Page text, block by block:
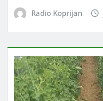
Radio Koprijan